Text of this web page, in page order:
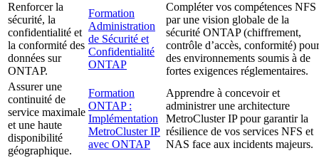
Renforcer la
sécurité, la
confidentialité et
la conformité des
données sur
ONTAP.
Formation
Administration
de Sécurité et
Confidentialité
ONTAP
Compléter vos compétences NFS
par une vision globale de la
sécurité ONTAP (chiffrement,
contrôle d’accès, conformité) pour
des environnements soumis à de
fortes exigences réglementaires.
Assurer une
continuité de
service maximale
et une haute
disponibilité
géographique.
Formation
ONTAP :
Implémentation
MetroCluster IP
avec ONTAP
Apprendre à concevoir et
administrer une architecture
MetroCluster IP pour garantir la
résilience de vos services NFS et
NAS face aux incidents majeurs.